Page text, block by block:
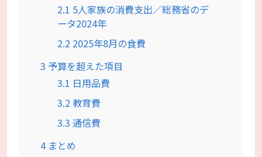
2.1 5人家族の消費支出／総務省のデ
ータ2024年
2.2 2025年8月の食費
3 予算を超えた項目
3.1 日用品費
3.2 教育費
3.3 通信費
4 まとめ